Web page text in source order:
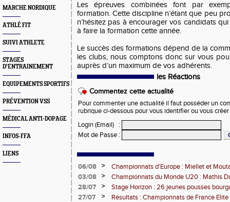
MARCHE NORDIQUE
ATHLÉ FIT
SUIVI ATHLETE
STAGES
D'ENTRAINEMENT
EQUIPEMENTS SPORTIFS
PRÉVENTION VSS
MÉDICAL ANTI-DOPAGE
INFOS-FFA
LIENS
Les épreuves combinées font par
formation. Cette discipline n’étant que peu
n’hésitez pas à encourager vos candidats
à faire la formation cette année.
Le succès des formations dépend de la
les clubs, nous comptons donc sur vous
auprès d’un maximum de vos adhérents.
les Réactions
Commentez cette actualité
Pour commenter une actualité il faut posséder un
rubrique ci-dessous pour vous identifier ou vous
Login (Email)
:
Mot de Passe :
06/08 >
Championnats d'Europe : Miellet et
03/08
>
Championnats du Monde U20 : Mathis
3000m steeple
28/07 >
Stage Horizon : 26 jeunes pousses
comtoises retenues
27/07 >
Résultats : Championnats de France